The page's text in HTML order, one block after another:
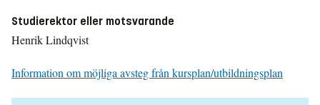
Studierektor eller motsvarande
Henrik Lindqvist
Information om möjliga avsteg från kursplan/utbildningsplan